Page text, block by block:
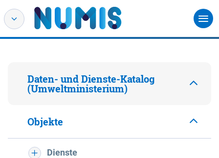
Daten- und Dienste-Katalog
(Umweltministerium)
Objekte
Dienste